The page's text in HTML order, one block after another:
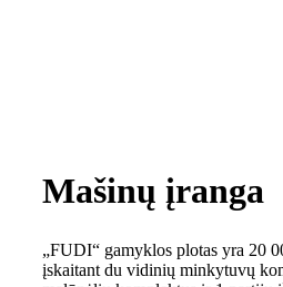
Mašinų įranga
„FUDI“ gamyklos plotas yra 20
įskaitant du vidinių minkytuvų